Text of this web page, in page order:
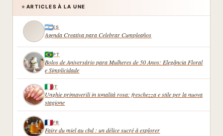
OFFRIR
AMNESTY
INTERNATIONAL
★ ARTICLES À LA UNE
ES
Agenda Creativa para Celebrar Cumpleaños
PT
Bolos de Aniversário para Mulheres de 50 Anos: Elegância Floral
e Simplicidade
IT
Unghie primaverili in tonalità rosa: freschezza e stile per la nuova
stagione
FR
Faire du miel au cbd : un délice sucré à explorer